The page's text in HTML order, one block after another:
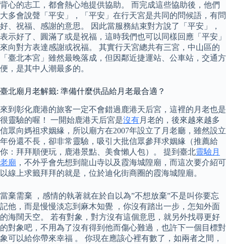
背心的志工，都會熱心地提供協助。 而完成這些協助後，他們
大多會說聲「平安」，「平安」在行天宮是共同的問候語，有問
好、祝福、感謝的意思。 因此當服務結束對方說了「平安」，
表示好了、圓滿了或是祝福，這時我們也可以同樣回應「平安」
來向對方表達感謝或祝福。 其實行天宮總共有三宮，中山區的
「臺北本宮」雖然最晚落成，但因鄰近捷運站、公車站，交通方
便，是其中人潮最多的。
臺北廟月老解籤: 準備什麼供品給月老最合適？
來到彰化鹿港的旅客一定不會錯過鹿港天后宮，這裡的月老也是
很靈驗的喔！ 一開始鹿港天后宮是沒有月老的，後來越來越多
信眾向媽祖求姻緣，所以廟方在2007年設立了月老廳，雖然設立
年份還不長，卻非常靈驗，吸引大批信眾參拜求姻緣（推薦給
你：拜拜順便玩，鹿港景點、美食懶人包）。 提到臺北靈驗月
老廟 ，不外乎會先想到龍山寺以及霞海城隍廟，而這次要介紹可
以線上求籤拜拜的就是，位於迪化街商圈的霞海城隍廟。
當棄需棄 ，感情的執著就在於自以為”不想放棄”不是叫你要忘
記他，而是慢慢淡忘到麻木知覺 ，你沒有踏出一步，怎知外面
的海闊天空。 若有對象，對方沒有這個意思，就另外找尋更好
的對象吧，不用為了沒有得到他而傷心難過，也許下一個目標對
象可以給你帶來幸福 。 你現在應該心裡有數了，如兩者之間，